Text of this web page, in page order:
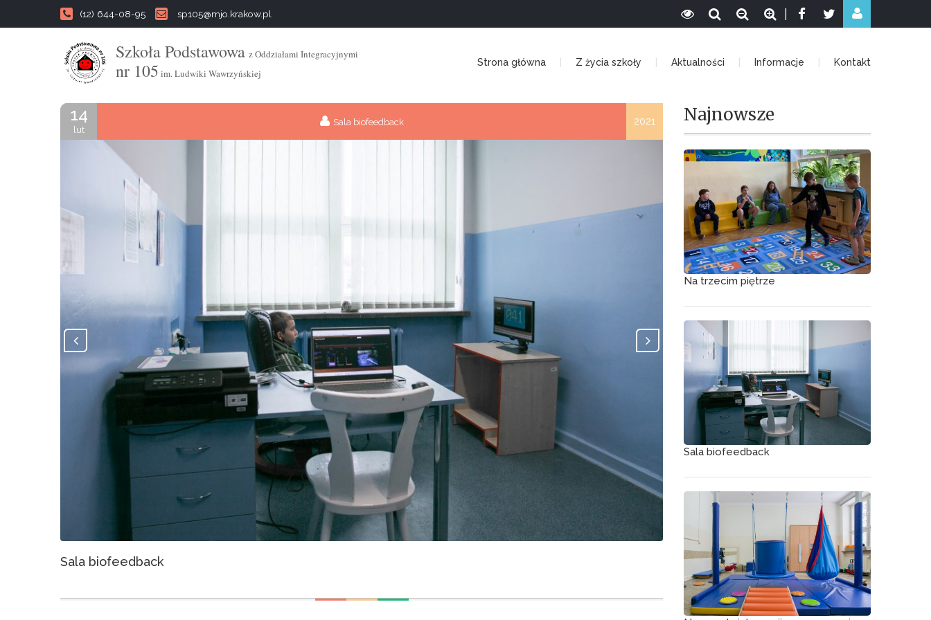
(12) 644-08-95 sp105@mjo.krakow.pl
Szkoła Podstawowa z Oddziałami Integracyjnymi
nr 105 im. Ludwiki Wawrzyńskiej
Strona główna Z życia szkoły Aktualności Informacje Kontakt
14
lut
Sala biofeedback 2021
Sala biofeedback
Najnowsze
Na trzecim piętrze
Sala biofeedback